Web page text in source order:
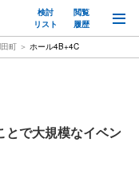
検討
リスト
閲覧
履歴
町 ホール4B+4C
とで大規模なイベン